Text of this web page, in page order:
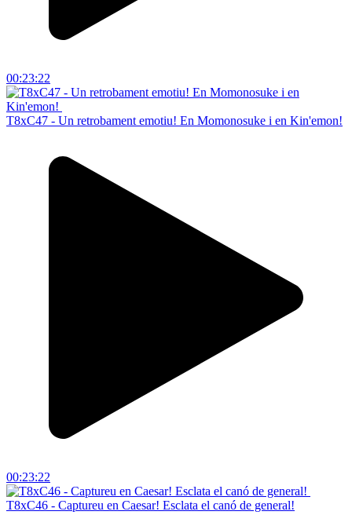
00:23:22
T8xC47 - Un retrobament emotiu! En Momonosuke i en Kin'emon!
00:23:22
T8xC46 - Captureu en Caesar! Esclata el canó de general!